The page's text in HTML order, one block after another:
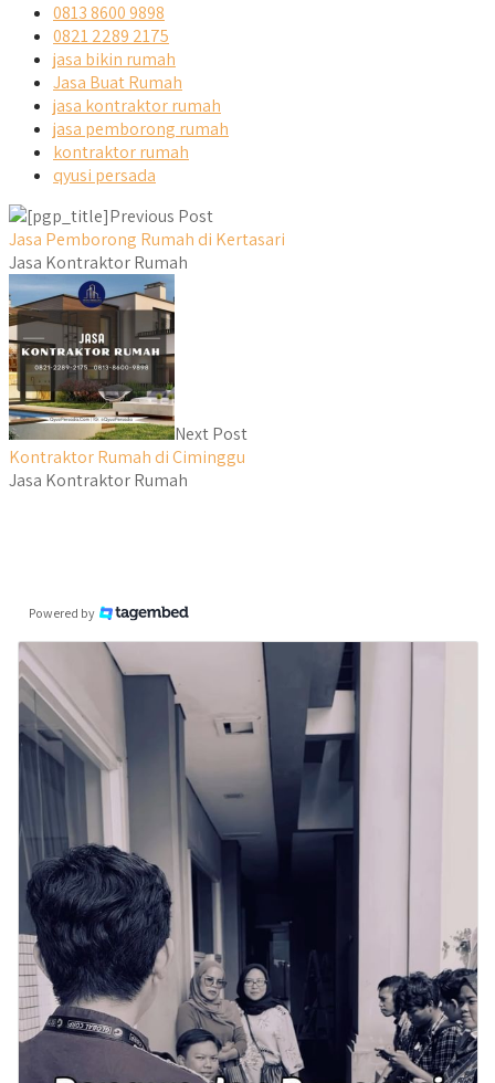
0813 8600 9898
0821 2289 2175
jasa bikin rumah
Jasa Buat Rumah
jasa kontraktor rumah
jasa pemborong rumah
kontraktor rumah
qyusi persada
Previous Post
Jasa Pemborong Rumah di Kertasari
Jasa Kontraktor Rumah
Next Post
Kontraktor Rumah di Ciminggu
Jasa Kontraktor Rumah
Powered by